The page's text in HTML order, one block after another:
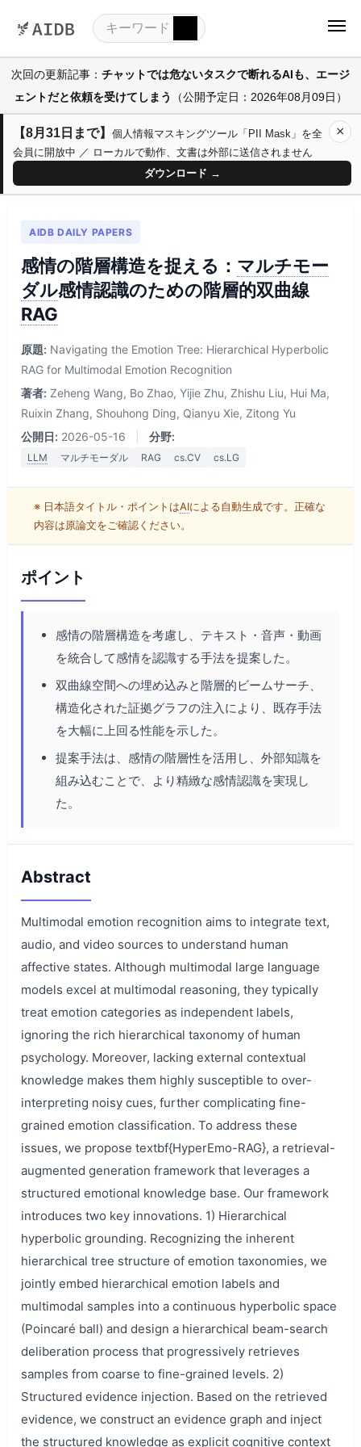
次回の更新記事： チャットでは危ないタスクで断れるAIも、エージ
ェントだと依頼を受けてしまう
（公開予定日：2026年08月09日）
【8月31日まで】 個人情報マスキングツール「PII Mask」を全
会員に開放中 ／ ローカルで動作、文書は外部に送信されません
ダウンロード →
×
AIDB DAILY PAPERS
感情の階層構造を捉える： マルチモー
ダル感情認識のための階層的双曲線
RAG
原題: Navigating the Emotion Tree: Hierarchical Hyperbolic
RAG for Multimodal Emotion Recognition
著者: Zeheng Wang, Bo Zhao, Yijie Zhu, Zhishu Liu, Hui Ma,
Ruixin Zhang, Shouhong Ding, Qianyu Xie, Zitong Yu
公開日: 2026-05-16 分野:
LLM マルチモーダル RAG cs.CV cs.LG
※ 日本語タイトル・ポイントはAIによる自動生成です。正確な
内容は原論文をご確認ください。
ポイント
感情の階層構造を考慮し、テキスト・音声・動画
を統合して感情を認識する手法を提案した。
双曲線空間への埋め込みと階層的ビームサーチ、
構造化された証拠グラフの注入により、既存手法
を大幅に上回る性能を示した。
提案手法は、感情の階層性を活用し、外部知識を
組み込むことで、より精緻な感情認識を実現し
た。
Abstract
Multimodal emotion recognition aims to integrate text,
audio, and video sources to understand human
affective states. Although multimodal large language
models excel at multimodal reasoning, they typically
treat emotion categories as independent labels,
ignoring the rich hierarchical taxonomy of human
psychology. Moreover, lacking external contextual
knowledge makes them highly susceptible to over-
interpreting noisy cues, further complicating fine-
grained emotion classification. To address these
issues, we propose textbf{HyperEmo-RAG}, a retrieval-
augmented generation framework that leverages a
structured emotional knowledge base. Our framework
introduces two key innovations. 1) Hierarchical
hyperbolic grounding. Recognizing the inherent
hierarchical tree structure of emotion taxonomies, we
jointly embed hierarchical emotion labels and
multimodal samples into a continuous hyperbolic space
(Poincaré ball) and design a hierarchical beam-search
deliberation process that progressively retrieves
samples from coarse to fine-grained levels. 2)
Structured evidence injection. Based on the retrieved
evidence, we construct an evidence graph and inject
the structured knowledge as explicit cognitive context